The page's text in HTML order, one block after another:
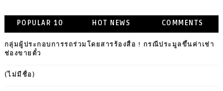
POPULAR 10 HOT NEWS COMMENTS
กลุ่มผู้ประกอบการรถร่วมโดยสารร้องสื่อ ! กรณีประมูลขึ้นค่าเช่า
ช่องขายตั๋ว
(ไม่มีชื่อ)